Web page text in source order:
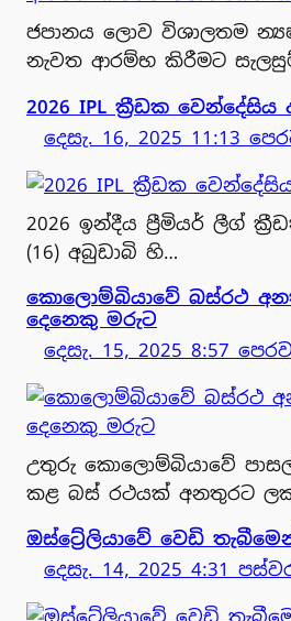
ජපානය ලොව විශාලතම
නැවත ආරම්භ කිරීමට
2026 IPL ක්‍රීඩක වෙන්දේසිය
දෙසැ. 16, 2025 11:13
2026 ඉන්දීය ප්‍රීමියර් ලීග්
(16) අබුඩාබි හි…
කොලොම්බියාවේ බස්රථ
දෙනෙකු මරුට
දෙසැ. 15, 2025 8:57
උතුරු කොලොම්බියාවේ
කළ බස් රථයක් අනතුරට
ඔස්ට්‍රේලියාවේ වෙඩි
දෙසැ. 14, 2025 4:31